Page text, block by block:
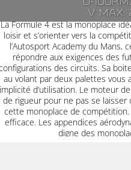
0-
V max:
La Formule 4 est la monoplace
loisir et s’orienter vers la
l’Autosport Academy du
répondre aux exigences des
des circuits. Sa
au volant par deux palettes
d’utilisation. Le moteur
de rigueur pour ne pas se
cette monoplace de
efficace. Les appendices
digne des